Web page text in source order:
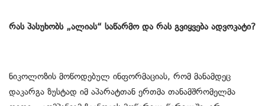
რას პასუხობს „ალიას“ საწარმო და რას გვიყვება ადვოკატი?
ნიკოლოზის მოწოდებულ ინფორმაციას, რომ მანამდეც
დაკარგა ზუსტად იმ აპარატთან ერთმა თანამშრომელმა